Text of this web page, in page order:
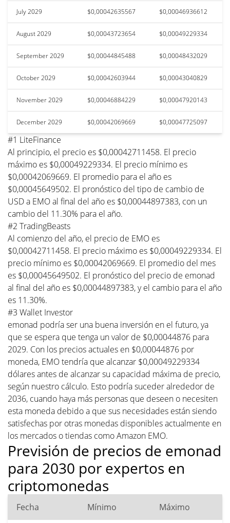
July 2029 $0,00042635567 $0,00046936612
August 2029 $0,00043723654 $0,00049229334
September 2029 $0,00044845488 $0,00048432029
October 2029 $0,00042603944 $0,00043040829
November 2029 $0,00046884229 $0,00047920143
December 2029 $0,00042069669 $0,00047725097
#1 LiteFinance
Al principio, el precio es $0,00042711458. El precio
máximo es $0,00049229334. El precio mínimo es
$0,00042069669. El promedio para el año es
$0,00045649502. El pronóstico del tipo de cambio de
USD a EMO al final del año es $0,00044897383, con un
cambio del 11.30% para el año.
#2 TradingBeasts
Al comienzo del año, el precio de EMO es
$0,00042711458. El precio máximo es $0,00049229334. El
precio mínimo es $0,00042069669. El promedio del mes
es $0,00045649502. El pronóstico del precio de emonad
al final del año es $0,00044897383, y el cambio para el año
es 11.30%.
#3 Wallet Investor
emonad podría ser una buena inversión en el futuro, ya
que se espera que tenga un valor de $0,00044876 para
2029. Con los precios actuales en $0,00044876 por
moneda, EMO tendría que alcanzar $0,00049229334
dólares antes de alcanzar su capacidad máxima de precio,
según nuestro cálculo. Esto podría suceder alrededor de
2036, cuando haya más personas que deseen o necesiten
esta moneda debido a que sus necesidades están siendo
satisfechas por otras monedas disponibles actualmente en
los mercados o tiendas como Amazon EMO.
Previsión de precios de emonad
para 2030 por expertos en
criptomonedas
Fecha Mínimo Máximo